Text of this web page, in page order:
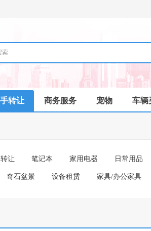
转让 商务服务 宠物 车辆
让 笔记本 家用电器 日常用品
奇石盆景 设备租赁 家具/办公家具